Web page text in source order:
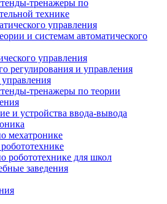
тренажеры по
технике
управления
и системам автоматического
управления
регулирования и управления
управления
тренажеры по теории
и устройства ввода-вывода
мехатронике
робототехнике для школ
заведения